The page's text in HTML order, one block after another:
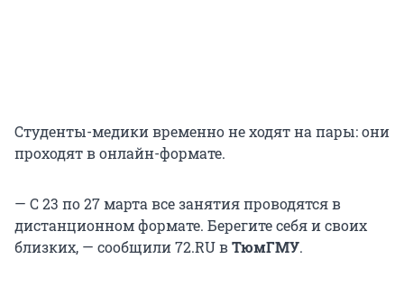
Студенты-медики временно не ходят на пары: они
проходят в онлайн-формате.
— С 23 по 27 марта все занятия проводятся в
дистанционном формате. Берегите себя и своих
близких, — сообщили 72.RU вТюмГМУ.